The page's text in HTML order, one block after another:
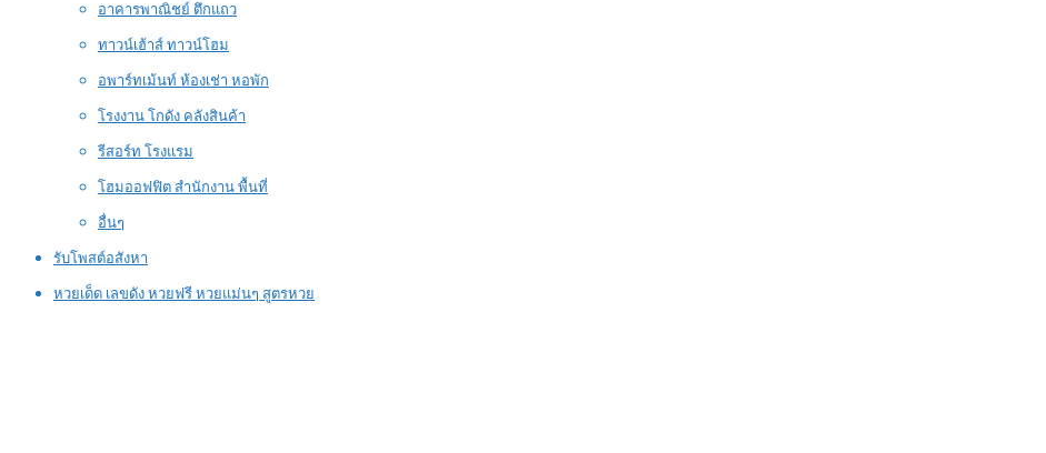
อาคารพาณิชย์ ตึกแถว
ทาวน์เฮ้าส์ ทาวน์โฮม
อพาร์ทเม้นท์ ห้องเช่า หอพัก
โรงงาน โกดัง คลังสินค้า
รีสอร์ท โรงแรม
โฮมออฟฟิต สำนักงาน พื้นที่
อื่นๆ
รับโพสต์อสังหา
หวยเด็ด เลขดัง หวยฟรี หวยแม่นๆ สูตรหวย